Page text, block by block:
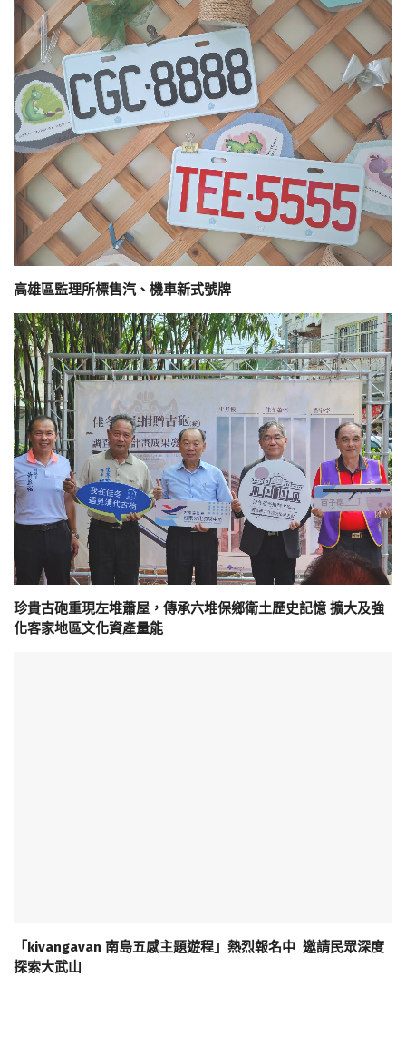
高雄區監理所標售汽、機車新式號牌
珍貴古砲重現左堆蕭屋，傳承六堆保鄉衛土歷史記憶 擴大及強
化客家地區文化資產量能
「kivangavan 南島五感主題遊程」熱烈報名中 邀請民眾深度
探索大武山